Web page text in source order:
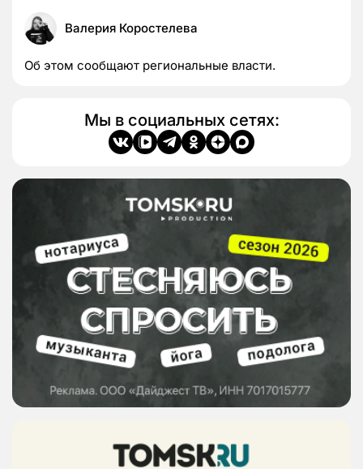
Валерия Коростелева
Об этом сообщают региональные власти.
Мы в социальных сетях: